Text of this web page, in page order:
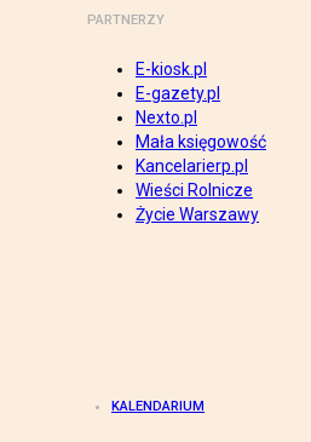
PARTNERZY
E-kiosk.pl
E-gazety.pl
Nexto.pl
Mała księgowość
Kancelarierp.pl
Wieści Rolnicze
Życie Warszawy
KALENDARIUM